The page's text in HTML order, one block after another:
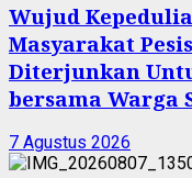
Wujud
Masyarakat
Diterjunkan
bersama Warga
7 Agustus 2026